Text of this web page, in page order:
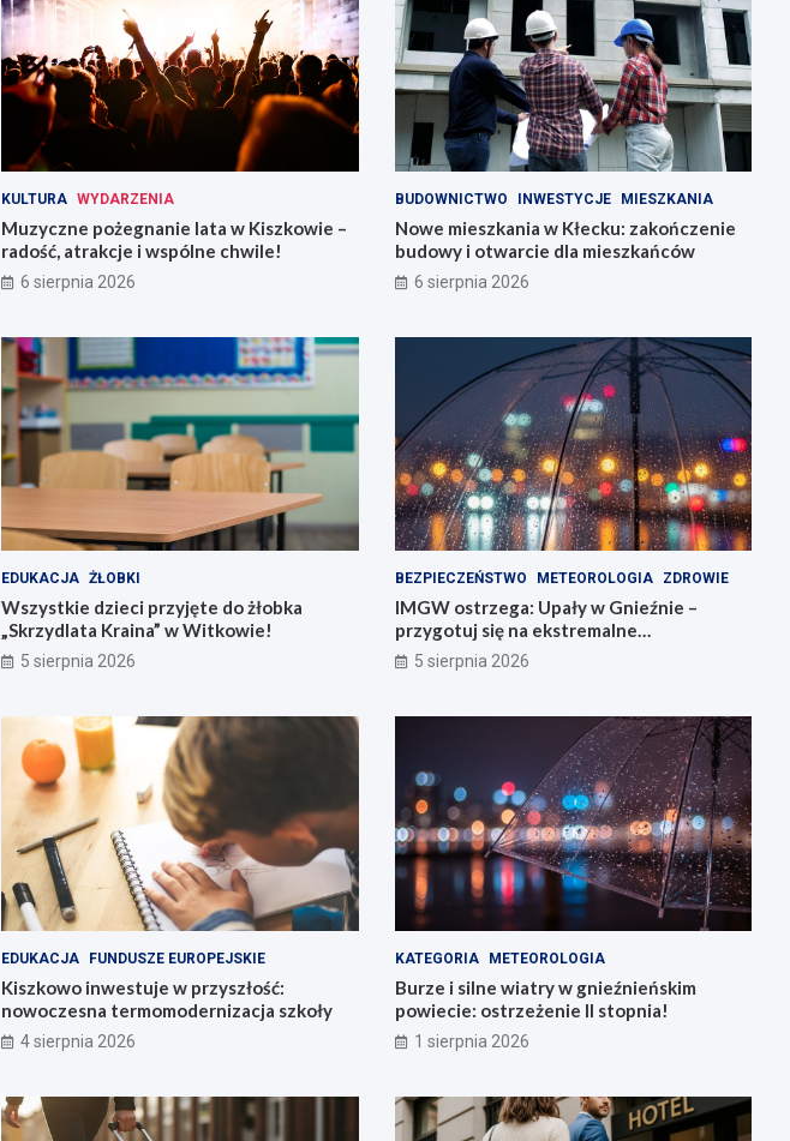
KULTURA WYDARZENIA
Muzyczne pożegnanie lata w Kiszkowie –
radość, atrakcje i wspólne chwile!
6 sierpnia 2026
BUDOWNICTWO INWESTYCJE MIESZKANIA
Nowe mieszkania w Kłecku: zakończenie
budowy i otwarcie dla mieszkańców
6 sierpnia 2026
EDUKACJA ŻŁOBKI
Wszystkie dzieci przyjęte do żłobka
„Skrzydlata Kraina” w Witkowie!
5 sierpnia 2026
BEZPIECZEŃSTWO METEOROLOGIA ZDROWIE
IMGW ostrzega: Upały w Gnieźnie –
przygotuj się na ekstremalne
temperatury!
5 sierpnia 2026
EDUKACJA FUNDUSZE EUROPEJSKIE
Kiszkowo inwestuje w przyszłość:
nowoczesna termomodernizacja szkoły
4 sierpnia 2026
KATEGORIA METEOROLOGIA
Burze i silne wiatry w gnieźnieńskim
powiecie: ostrzeżenie II stopnia!
1 sierpnia 2026